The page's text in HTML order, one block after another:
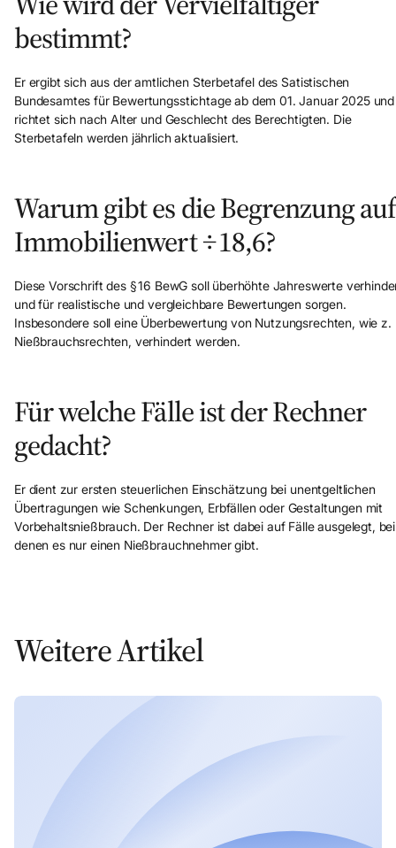
bestimmt?
Er ergibt sich aus der amtlichen Sterbetafel des Satistischen
Bundesamtes für Bewertungsstichtage ab dem 01. Januar 2025 und
richtet sich nach Alter und Geschlecht des Berechtigten. Die
Sterbetafeln werden jährlich aktualisiert.
Warum gibt es die Begrenzung auf
Immobilienwert ÷ 18,6?
Diese Vorschrift des § 16 BewG soll überhöhte Jahreswerte
und für realistische und vergleichbare Bewertungen sorgen.
Insbesondere soll eine Überbewertung von Nutzungsrechten, wie z.
Nießbrauchsrechten, verhindert werden.
Für welche Fälle ist der Rechner
gedacht?
Er dient zur ersten steuerlichen Einschätzung bei unentgeltlichen
Übertragungen wie Schenkungen, Erbfällen oder Gestaltungen mit
Vorbehaltsnießbrauch. Der Rechner ist dabei auf Fälle ausgelegt, bei
denen es nur einen Nießbrauchnehmer gibt.
Weitere Artikel